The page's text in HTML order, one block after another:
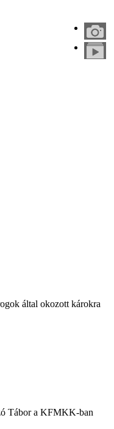
által okozott károkra
Tábor a KFMKK-ban